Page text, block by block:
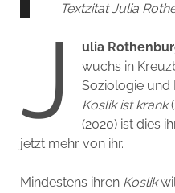
Textzitat Julia
J ulia
wuchs in
Soziologie und
Koslik ist krank
(2020) ist dies
jetzt mehr von ihr.
Mindestens ihren Koslik